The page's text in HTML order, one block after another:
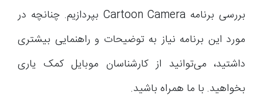
بررسی برنامه Cartoon Camera بپردازیم. چنانچه در
مورد این برنامه نیاز به توضیحات و راهنمایی بیشتری
داشتید، می‌توانید از کارشناسان موبایل کمک یاری
بخواهید. با ما همراه باشید.